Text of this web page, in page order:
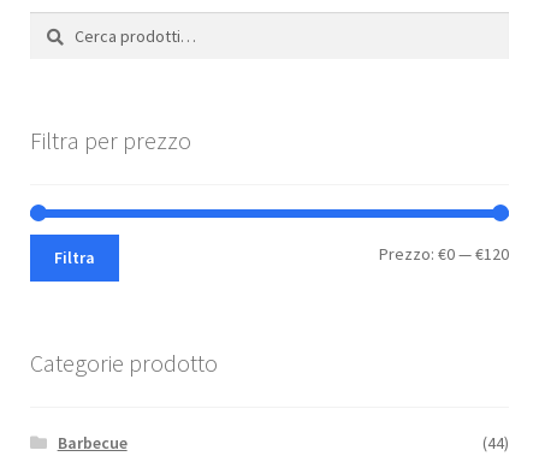
Cerca:
Cerca
Filtra per prezzo
Filtra Prezzo: €0—€120
Categorie prodotto
Barbecue
(44)